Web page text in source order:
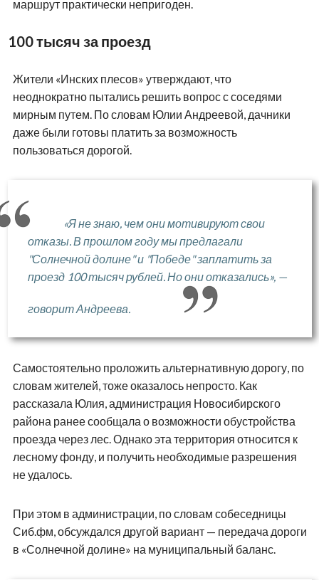
маршрут практически непригоден.
100 тысяч за проезд
Жители «Инских плесов» утверждают, что
неоднократно пытались решить вопрос с соседями
мирным путем. По словам Юлии Андреевой, дачники
даже были готовы платить за возможность
пользоваться дорогой.
«Я не знаю, чем они мотивируют свои
отказы. В прошлом году мы предлагали
"Солнечной долине" и "Победе" заплатить за
проезд 100 тысяч рублей. Но они отказались», —
говорит Андреева.
Самостоятельно проложить альтернативную дорогу, по
словам жителей, тоже оказалось непросто. Как
рассказала Юлия, администрация Новосибирского
района ранее сообщала о возможности обустройства
проезда через лес. Однако эта территория относится к
лесному фонду, и получить необходимые разрешения
не удалось.
При этом в администрации, по словам собеседницы
Сиб.фм, обсуждался другой вариант — передача дороги
в «Солнечной долине» на муниципальный баланс.